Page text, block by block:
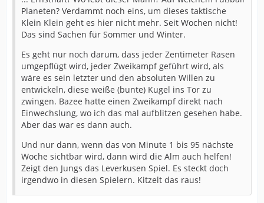
Planeten? Verdammt noch eins, um dieses taktische
Klein Klein geht es hier nicht mehr. Seit Wochen nicht!
Das sind Sachen für Sommer und Winter.
Es geht nur noch darum, dass jeder Zentimeter Rasen
umgepflügt wird, jeder Zweikampf geführt wird, als
wäre es sein letzter und den absoluten Willen zu
entwickeln, diese weiße (bunte) Kugel ins Tor zu
zwingen. Bazee hatte einen Zweikampf direkt nach
Einwechslung, wo ich das mal aufblitzen gesehen habe.
Aber das war es dann auch.
Und nur dann, wenn das von Minute 1 bis 95 nächste
Woche sichtbar wird, dann wird die Alm auch helfen!
Zeigt den Jungs das Leverkusen Spiel. Es steckt doch
irgendwo in diesen Spielern. Kitzelt das raus!